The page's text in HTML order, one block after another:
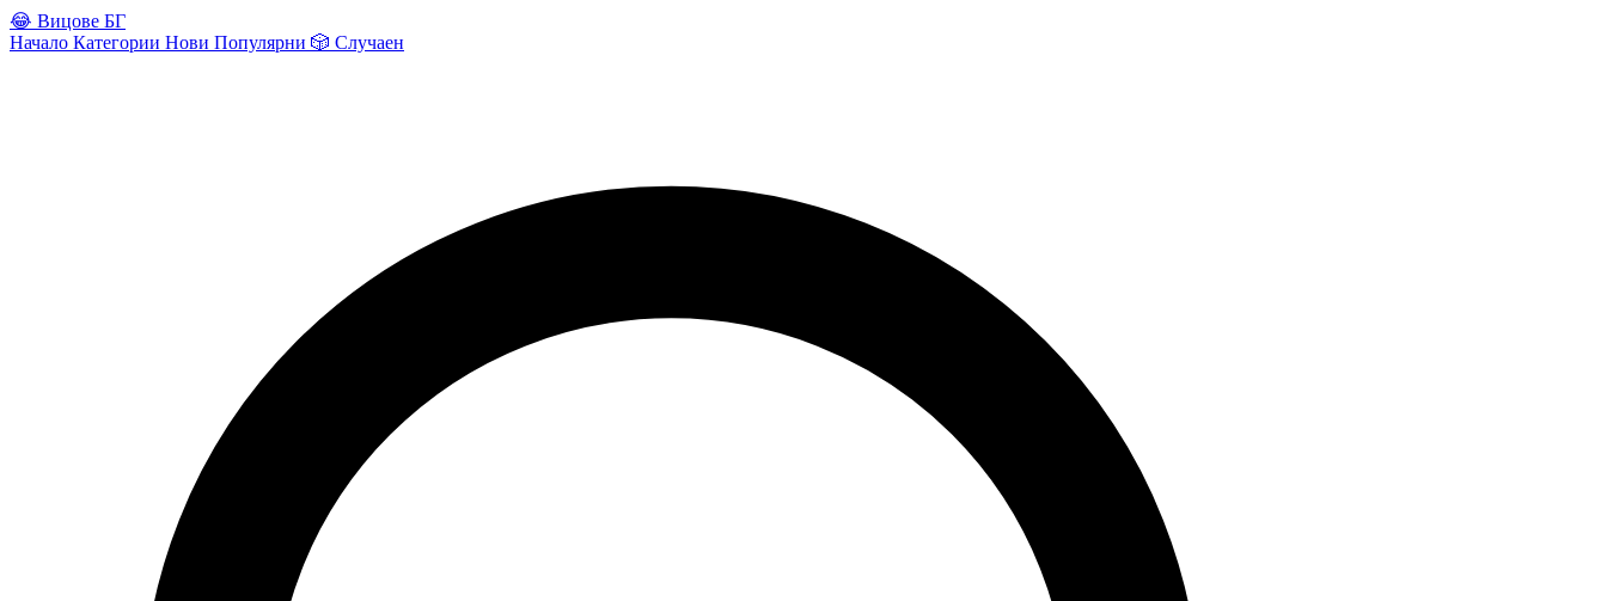
😂 Вицове БГ
Начало Категории Нови Популярни 🎲 Случаен